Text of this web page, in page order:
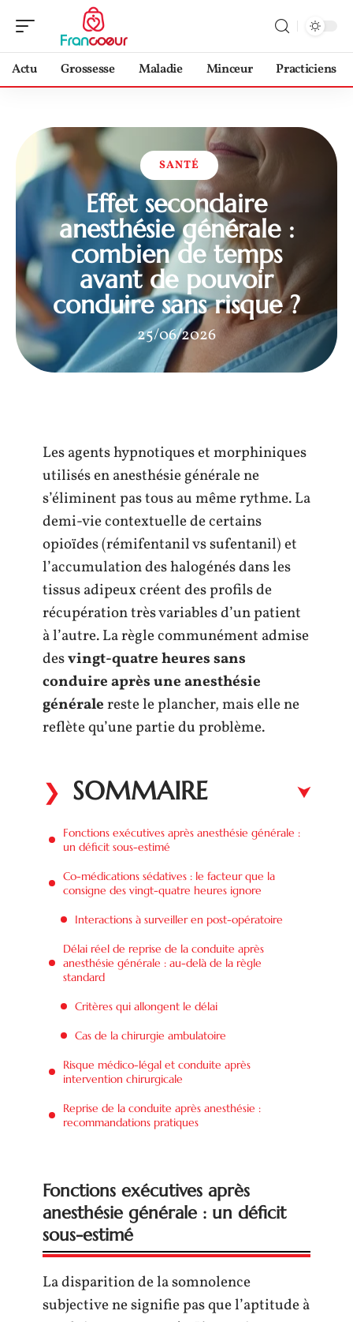
Actu Grossesse Maladie Minceur Practiciens
SANTÉ
Effet secondaire
anesthésie générale :
combien de temps
avant de pouvoir
conduire sans risque ?
25/06/2026
Les agents hypnotiques et morphiniques
utilisés en anesthésie générale ne
s’éliminent pas tous au même rythme. La
demi-vie contextuelle de certains
opioïdes (rémifentanil vs sufentanil) et
l’accumulation des halogénés dans les
tissus adipeux créent des profils de
récupération très variables d’un patient
à l’autre. La règle communément admise
desvingt-quatre heures sans
conduire après une anesthésie
généralereste le plancher, mais elle ne
reflète qu’une partie du problème.
SOMMAIRE
Fonctions exécutives après anesthésie générale :
un déficit sous-estimé
Co-médications sédatives : le facteur que la
consigne des vingt-quatre heures ignore
Interactions à surveiller en post-opératoire
Délai réel de reprise de la conduite après
anesthésie générale : au-delà de la règle
standard
Critères qui allongent le délai
Cas de la chirurgie ambulatoire
Risque médico-légal et conduite après
intervention chirurgicale
Reprise de la conduite après anesthésie :
recommandations pratiques
Fonctions exécutives après
anesthésie générale : un déficit
sous-estimé
La disparition de la somnolence
subjective ne signifie pas que l’aptitude à